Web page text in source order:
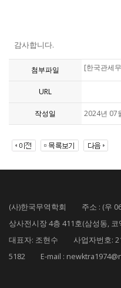
감사합니다.
첨부파일 [한국관세
URL
작성일 2024년 07
(사)한국무역학회 주소 : (우
상사전시장 4층 411호(삼성동, 코
대표자: 조현수 사업자번호:
5182 E-mail :